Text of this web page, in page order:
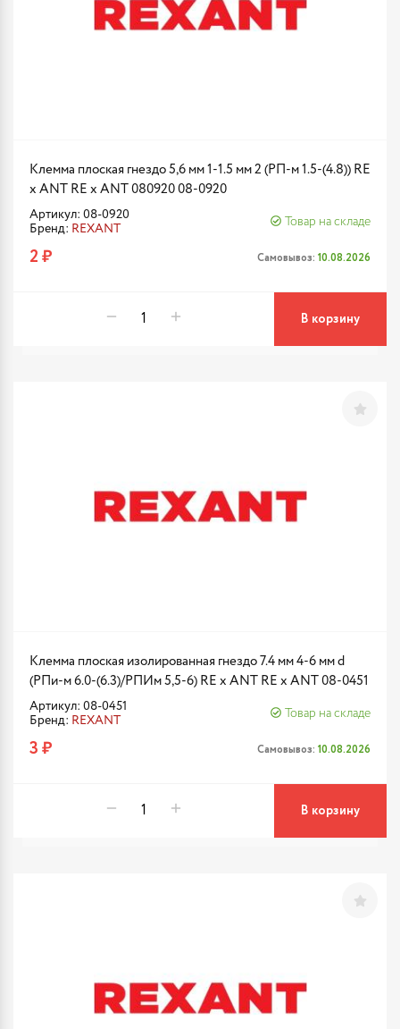
Клемма плоская гнездо 5,6 мм 1-1.5 мм 2 (РП-м 1.5-(4.8)) RE
x ANT RE x ANT 080920 08-0920
Артикул: 08-0920
Бренд: REXANT
Товар на складе
2 ₽ Самовывоз: 10.08.2026
В корзину
Клемма плоская изолированная гнездо 7.4 мм 4-6 мм d
(РПи-м 6.0-(6.3)/РПИм 5,5-6) RE x ANT RE x ANT 08-0451
Артикул: 08-0451
Бренд: REXANT
Товар на складе
3 ₽ Самовывоз: 10.08.2026
В корзину